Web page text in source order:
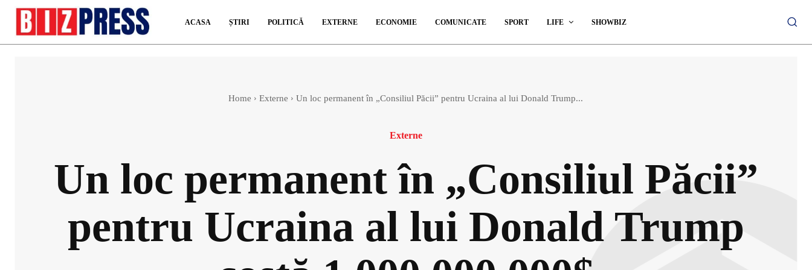
ACASA ȘTIRI POLITICĂ EXTERNE ECONOMIE COMUNICATE SPORT LIFE SHOWBIZ
Home Externe Un loc permanent în „Consiliul Păcii” pentru Ucraina al lui Donald Trump...
Externe
Un loc permanent în „Consiliul Păcii”
pentru Ucraina al lui Donald Trump